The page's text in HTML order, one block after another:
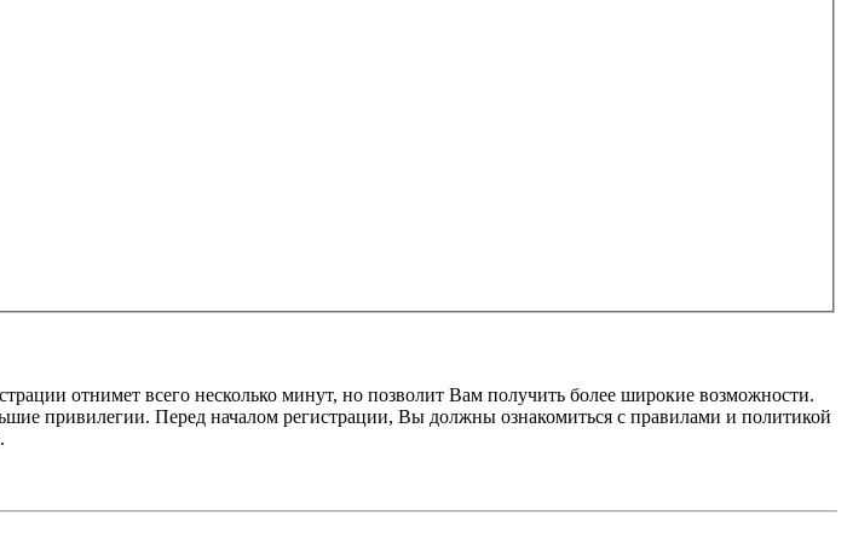
отнимет всего несколько минут, но позволит Вам получить более широкие возможности.
привилегии. Перед началом регистрации, Вы должны ознакомиться с правилами и политикой